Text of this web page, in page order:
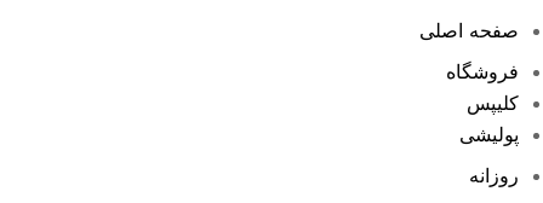
صفحه اصلی
فروشگاه
کلیپس
پولیشی
روزانه